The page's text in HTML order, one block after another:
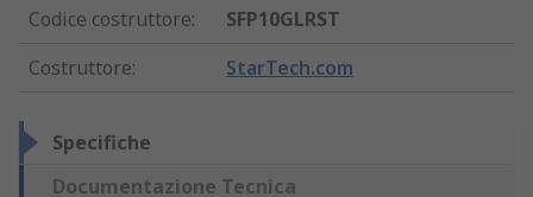
Codice costruttore:
SFP10GLRST
Costruttore: StarTech.com
Specifiche
Documentazione Tecnica